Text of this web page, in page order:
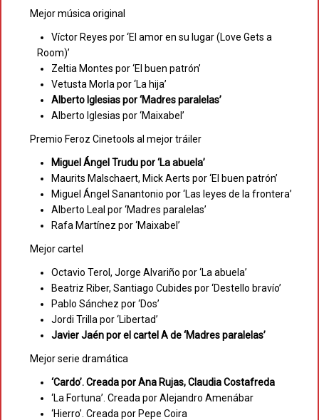
Mejor música original
Víctor Reyes por ‘El amor en su lugar (Love Gets a
Room)’
Zeltia Montes por ‘El buen patrón’
Vetusta Morla por ‘La hija’
Alberto Iglesias por ‘Madres paralelas’
Alberto Iglesias por ‘Maixabel’
Premio Feroz Cinetools al mejor tráiler
Miguel Ángel Trudu por ‘La abuela’
Maurits Malschaert, Mick Aerts por ‘El buen patrón’
Miguel Ángel Sanantonio por ‘Las leyes de la frontera’
Alberto Leal por ‘Madres paralelas’
Rafa Martínez por ‘Maixabel’
Mejor cartel
Octavio Terol, Jorge Alvariño por ‘La abuela’
Beatriz Riber, Santiago Cubides por ‘Destello bravío’
Pablo Sánchez por ‘Dos’
Jordi Trilla por ‘Libertad’
Javier Jaén por el cartel A de ‘Madres paralelas’
Mejor serie dramática
‘Cardo’. Creada por Ana Rujas, Claudia Costafreda
‘La Fortuna’. Creada por Alejandro Amenábar
‘Hierro’. Creada por Pepe Coira